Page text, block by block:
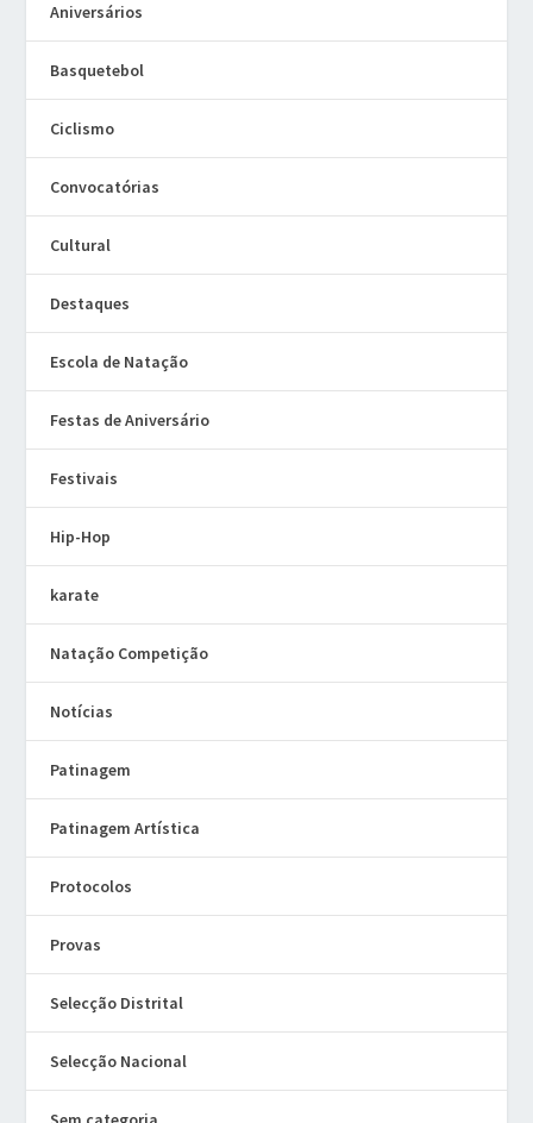
Aniversários
Basquetebol
Ciclismo
Convocatórias
Cultural
Destaques
Escola de Natação
Festas de Aniversário
Festivais
Hip-Hop
karate
Natação Competição
Notícias
Patinagem
Patinagem Artística
Protocolos
Provas
Selecção Distrital
Selecção Nacional